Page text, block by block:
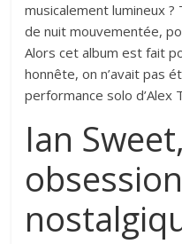
musicalement lumineux ?
de nuit mouvementée,
Alors cet album est fait
honnête, on n’avait pas
performance solo d’Alex
Ian
obsession